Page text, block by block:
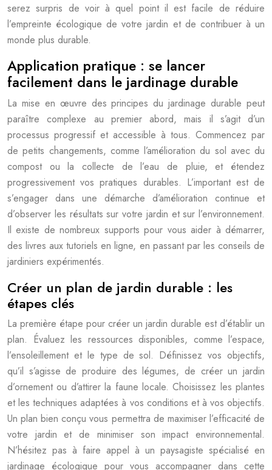
serez surpris de voir à quel point il est facile de réduire
l’empreinte écologique de votre jardin et de contribuer à un
monde plus durable.
Application pratique : se lancer
facilement dans le jardinage durable
La mise en œuvre des principes du jardinage durable peut
paraître complexe au premier abord, mais il s’agit d’un
processus progressif et accessible à tous. Commencez par
de petits changements, comme l’amélioration du sol avec du
compost ou la collecte de l’eau de pluie, et étendez
progressivement vos pratiques durables. L’important est de
s’engager dans une démarche d’amélioration continue et
d’observer les résultats sur votre jardin et sur l’environnement.
Il existe de nombreux supports pour vous aider à démarrer,
des livres aux tutoriels en ligne, en passant par les conseils de
jardiniers expérimentés.
Créer un plan de jardin durable : les
étapes clés
La première étape pour créer un jardin durable est d’établir un
plan. Évaluez les ressources disponibles, comme l’espace,
l’ensoleillement et le type de sol. Définissez vos objectifs,
qu’il s’agisse de produire des légumes, de créer un jardin
d’ornement ou d’attirer la faune locale. Choisissez les plantes
et les techniques adaptées à vos conditions et à vos objectifs.
Un plan bien conçu vous permettra de maximiser l’efficacité de
votre jardin et de minimiser son impact environnemental.
N’hésitez pas à faire appel à un paysagiste spécialisé en
jardinage écologique pour vous accompagner dans cette